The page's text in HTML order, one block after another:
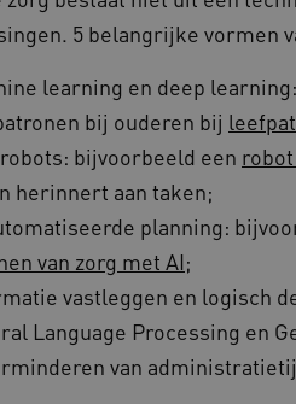
5 belangrijke vormen
learning en deep
bij ouderen bij
bijvoorbeeld een
herinnert aan taken;
planning:
van zorg met AI;
vastleggen en logisch
Language Processing en
van